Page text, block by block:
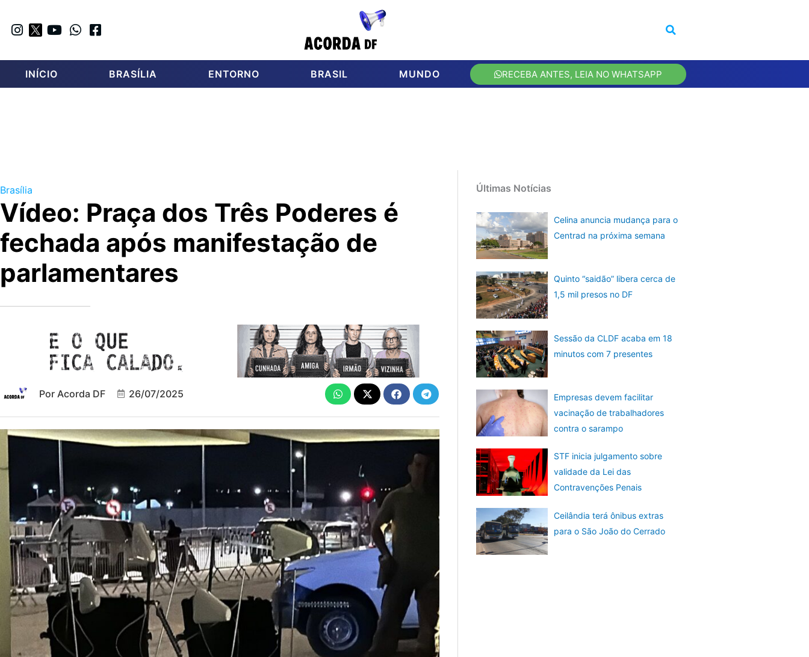
INÍCIO BRASÍLIA ENTORNO BRASIL MUNDO RECEBA ANTES, LEIA NO WHATSAPP
Brasília
Vídeo: Praça dos Três Poderes é
fechada após manifestação de
parlamentares
Por Acorda DF 26/07/2025
Últimas Notícias
Celina anuncia mudança para o
Centrad na próxima semana
Quinto “saidão” libera cerca de
1,5 mil presos no DF
Sessão da CLDF acaba em 18
minutos com 7 presentes
Empresas devem facilitar
vacinação de trabalhadores
contra o sarampo
STF inicia julgamento sobre
validade da Lei das
Contravenções Penais
Ceilândia terá ônibus extras
para o São João do Cerrado